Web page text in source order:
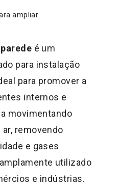
ampliar
é um
para instalação
para promover a
internos e
movimentando
removendo
e gases
utilizado
e indústrias.